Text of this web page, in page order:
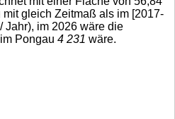
mit gleich Zeitmaß als im [2017-
Jahr), im 2026 wäre die
Pongau 4 231 wäre.